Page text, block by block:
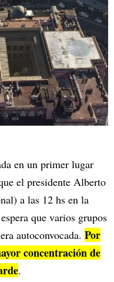
en un primer lugar
el presidente Alberto
a las 12 hs en la
que varios grupos
autoconvocada. Por
concentración de
.